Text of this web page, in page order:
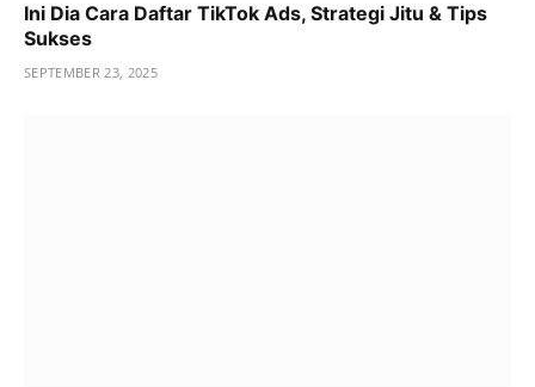
Ini Dia Cara Daftar TikTok Ads, Strategi Jitu & Tips
Sukses
SEPTEMBER 23, 2025